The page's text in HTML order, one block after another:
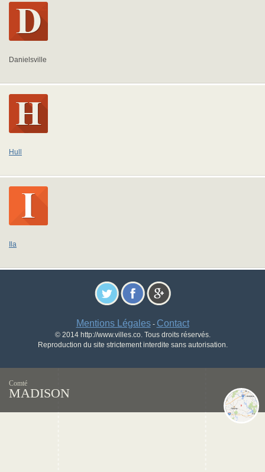
Danielsville
Hull
Ila
Mentions Légales- Contact
© 2014 http://www.villes.co. Tous droits réservés.
Reproduction du site strictement interdite sans autorisation.
Comté
MADISON